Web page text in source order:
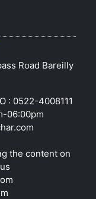
Road Bareilly
: 0522-4008111
06:00pm
the content on